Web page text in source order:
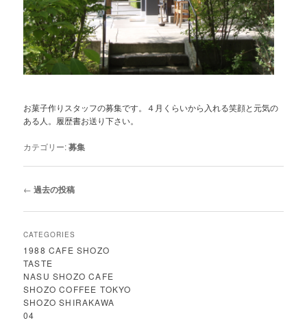
お菓子作りスタッフの募集です。４月くらいから入れる笑顔と元気の
ある人。履歴書お送り下さい。
カテゴリー:募集
投
ナ
ゲ
ー
シ
ョ
ン
← 過去の投稿
CATEGORIES
1988 CAFE SHOZO
TASTE
NASU SHOZO CAFE
SHOZO COFFEE TOKYO
SHOZO SHIRAKAWA
04